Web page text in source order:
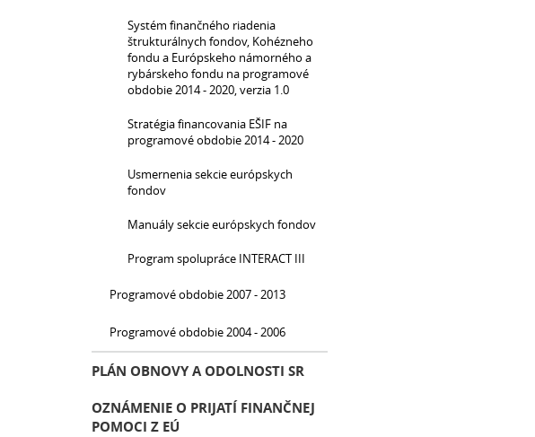
Systém finančného riadenia
štrukturálnych fondov, Kohézneho
fondu a Európskeho námorného a
rybárskeho fondu na programové
obdobie 2014 - 2020, verzia 1.0
Stratégia financovania EŠIF na
programové obdobie 2014 - 2020
Usmernenia sekcie európskych
fondov
Manuály sekcie európskych fondov
Program spolupráce INTERACT III
Programové obdobie 2007 - 2013
Programové obdobie 2004 - 2006
PLÁN OBNOVY A ODOLNOSTI SR
OZNÁMENIE O PRIJATÍ FINANČNEJ
POMOCI Z EÚ